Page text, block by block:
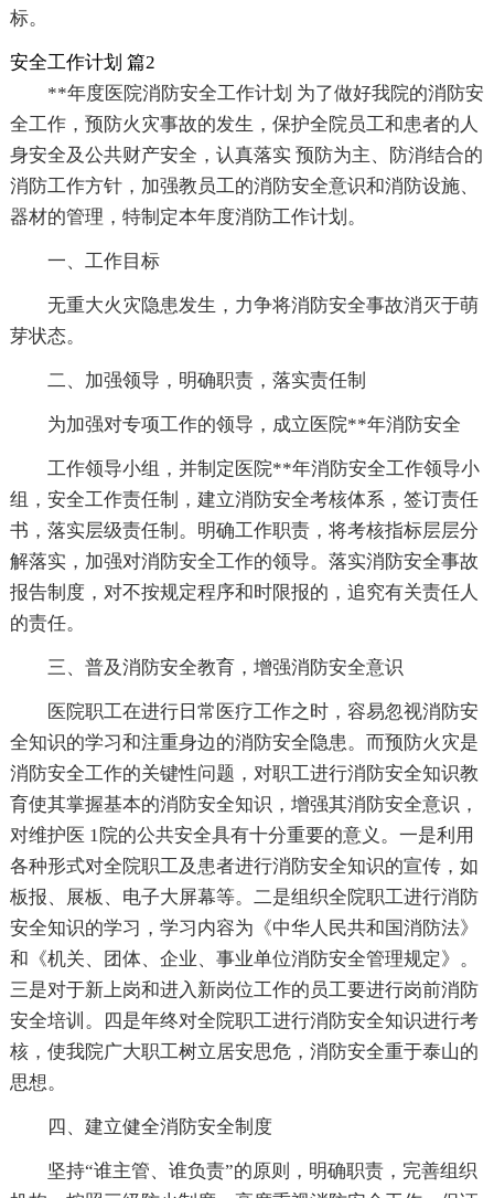
标。
安全工作计划 篇2
**年度医院消防安全工作计划 为了做好我院的消防安
全工作，预防火灾事故的发生，保护全院员工和患者的人
身安全及公共财产安全，认真落实 预防为主、防消结合的
消防工作方针，加强教员工的消防安全意识和消防设施、
器材的管理，特制定本年度消防工作计划。
一、工作目标
无重大火灾隐患发生，力争将消防安全事故消灭于萌
芽状态。
二、加强领导，明确职责，落实责任制
为加强对专项工作的领导，成立医院**年消防安全
工作领导小组，并制定医院**年消防安全工作领导小
组，安全工作责任制，建立消防安全考核体系，签订责任
书，落实层级责任制。明确工作职责，将考核指标层层分
解落实，加强对消防安全工作的领导。落实消防安全事故
报告制度，对不按规定程序和时限报的，追究有关责任人
的责任。
三、普及消防安全教育，增强消防安全意识
医院职工在进行日常医疗工作之时，容易忽视消防安
全知识的学习和注重身边的消防安全隐患。而预防火灾是
消防安全工作的关键性问题，对职工进行消防安全知识教
育使其掌握基本的消防安全知识，增强其消防安全意识，
对维护医 1院的公共安全具有十分重要的意义。一是利用
各种形式对全院职工及患者进行消防安全知识的宣传，如
板报、展板、电子大屏幕等。二是组织全院职工进行消防
安全知识的学习，学习内容为《中华人民共和国消防法》
和《机关、团体、企业、事业单位消防安全管理规定》。
三是对于新上岗和进入新岗位工作的员工要进行岗前消防
安全培训。四是年终对全院职工进行消防安全知识进行考
核，使我院广大职工树立居安思危，消防安全重于泰山的
思想。
四、建立健全消防安全制度
坚持“谁主管、谁负责”的原则，明确职责，完善组织